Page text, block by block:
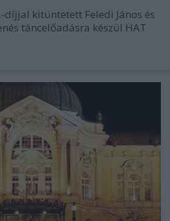
díjjal kitüntetett Feledi János és
táncelőadásra készül HAT